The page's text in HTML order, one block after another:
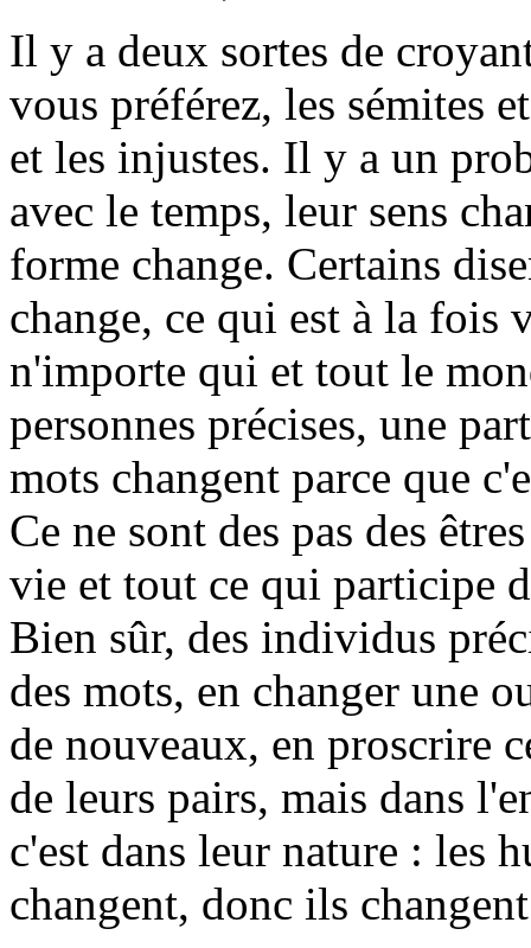
Il y a deux sortes de
vous préférez, les sémites
et les injustes. Il y a un
avec le temps, leur sens
forme change. Certains
change, ce qui est à la fois
n'importe qui et tout le
personnes précises, une
mots changent parce que
Ce ne sont des pas des
vie et tout ce qui participe
Bien sûr, des individus
des mots, en changer une
de nouveaux, en proscrire
de leurs pairs, mais dans
c'est dans leur nature : les
changent, donc ils